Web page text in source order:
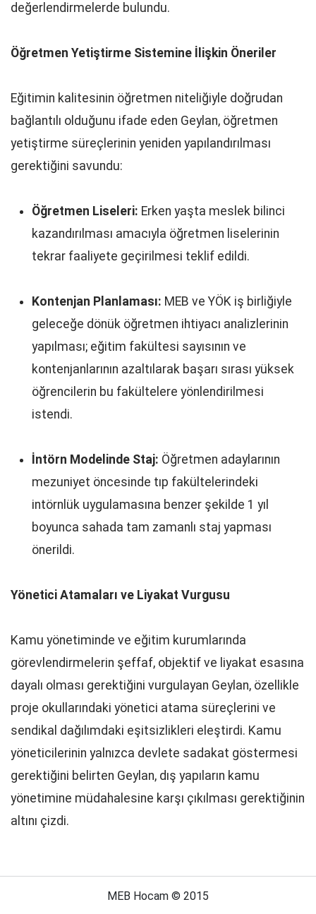
değerlendirmelerde bulundu.
Öğretmen Yetiştirme Sistemine İlişkin Öneriler
Eğitimin kalitesinin öğretmen niteliğiyle doğrudan
bağlantılı olduğunu ifade eden Geylan, öğretmen
yetiştirme süreçlerinin yeniden yapılandırılması
gerektiğini savundu:
Öğretmen Liseleri: Erken yaşta meslek bilinci
kazandırılması amacıyla öğretmen liselerinin
tekrar faaliyete geçirilmesi teklif edildi.
Kontenjan Planlaması: MEB ve YÖK iş birliğiyle
geleceğe dönük öğretmen ihtiyacı analizlerinin
yapılması; eğitim fakültesi sayısının ve
kontenjanlarının azaltılarak başarı sırası yüksek
öğrencilerin bu fakültelere yönlendirilmesi
istendi.
İntörn Modelinde Staj: Öğretmen adaylarının
mezuniyet öncesinde tıp fakültelerindeki
intörnlük uygulamasına benzer şekilde 1 yıl
boyunca sahada tam zamanlı staj yapması
önerildi.
Yönetici Atamaları ve Liyakat Vurgusu
Kamu yönetiminde ve eğitim kurumlarında
görevlendirmelerin şeffaf, objektif ve liyakat esasına
dayalı olması gerektiğini vurgulayan Geylan, özellikle
proje okullarındaki yönetici atama süreçlerini ve
sendikal dağılımdaki eşitsizlikleri eleştirdi. Kamu
yöneticilerinin yalnızca devlete sadakat göstermesi
gerektiğini belirten Geylan, dış yapıların kamu
yönetimine müdahalesine karşı çıkılması gerektiğinin
altını çizdi.
MEB Hocam © 2015